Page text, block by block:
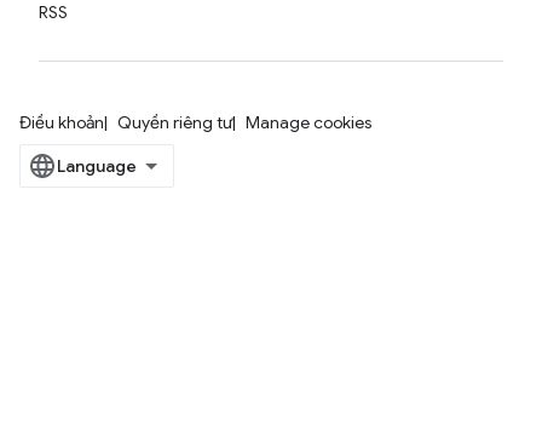
RSS
Điều khoản Quyền riêng tư Manage cookies